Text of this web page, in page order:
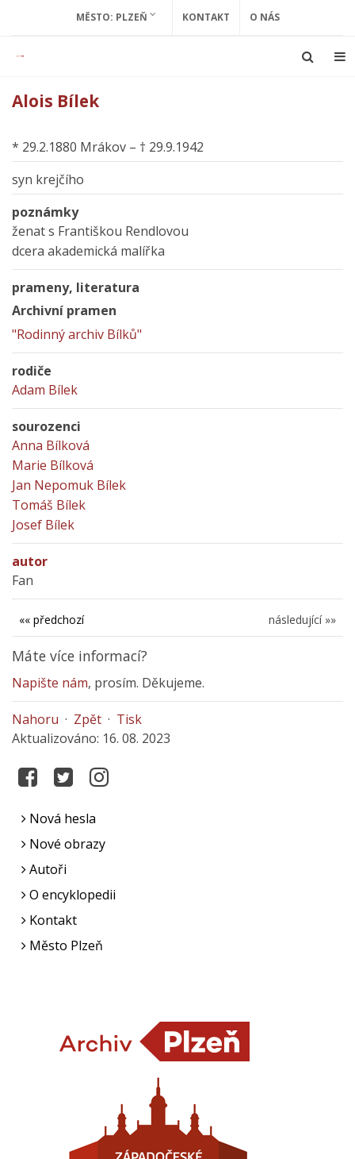
MĚSTO: PLZEŇ KONTAKT O NÁS
Alois Bílek
* 29.2.1880 Mrákov – † 29.9.1942
syn krejčího
poznámky
ženat s Františkou Rendlovou
dcera akademická malířka
prameny, literatura
Archivní pramen
"Rodinný archiv Bílků"
rodiče
Adam Bílek
sourozenci
Anna Bílková
Marie Bílková
Jan Nepomuk Bílek
Tomáš Bílek
Josef Bílek
autor
Fan
následující »»
«« předchozí
Máte více informací?
Napište nám, prosím. Děkujeme.
Nahoru · Zpět · Tisk
Aktualizováno: 16. 08. 2023
Nová hesla
Nové obrazy
Autoři
O encyklopedii
Kontakt
Město Plzeň